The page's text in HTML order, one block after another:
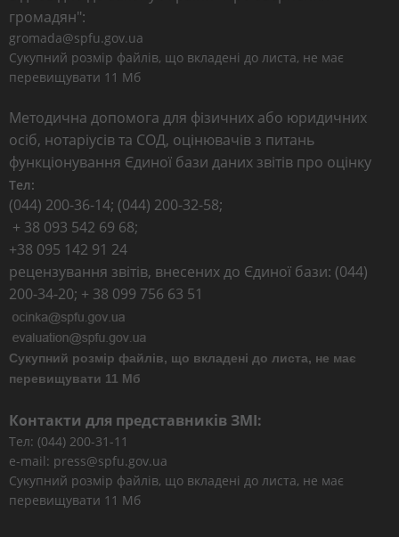
громадян":
gromada@spfu.gov.ua
Сукупний розмір файлів, що вкладені до листа, не має
перевищувати 11 Мб
Методична допомога для фізичних або юридичних
осіб, нотаріусів та СОД, оцінювачів з питань
функціонування Єдиної бази даних звітів про оцінку
Тел:
(044) 200-36-14; (044) 200-32-58;
+ 38 093 542 69 68;
+38 095 142 91 24
рецензування звітів, внесених до Єдиної бази: (044)
200-34-20; + 38 099 756 63 51
Сукупний розмір файлів, що вкладені до листа, не має
перевищувати 11 Мб
Контакти для представників ЗМІ:
Тел: (044) 200-31-11
e-mail: press@spfu.gov.ua
Сукупний розмір файлів, що вкладені до листа, не має
перевищувати 11 Мб